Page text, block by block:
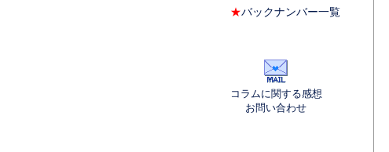
★バックナンバー一覧
コラムに関する感想
お問い合わせ